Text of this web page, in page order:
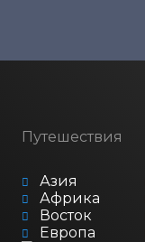
Путешествия
Азия
Африка
Восток
Европа